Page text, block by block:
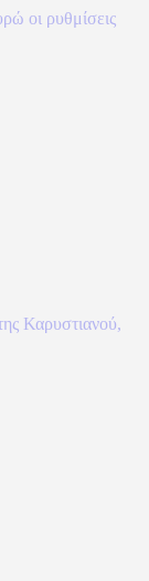
οι ρυθμίσεις
Καρυστιανού,